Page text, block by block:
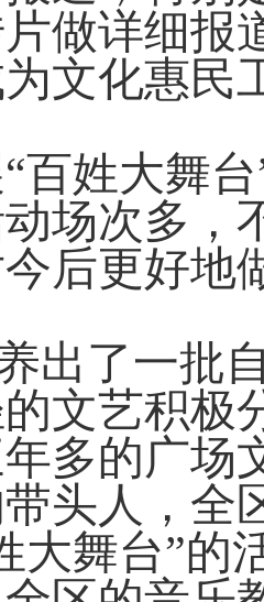
做详细报
文化惠民
姓大舞台
场次多，
后更好地
了一批自
文艺积极
的广场文
头人，全
大舞台”的